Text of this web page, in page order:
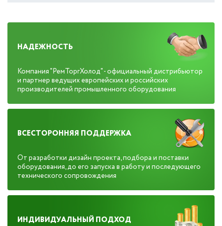
НАДЕЖНОСТЬ
Компания "РемТоргХолод" - официальный дистрибьютор
и партнер ведущих европейских и российских
производителей промышленного оборудования
ВСЕСТОРОННЯЯ ПОДДЕРЖКА
От разработки дизайн проекта, подбора и поставки
оборудования, до его запуска в работу и последующего
технического сопровождения
ИНДИВИДУАЛЬНЫЙ ПОДХОД